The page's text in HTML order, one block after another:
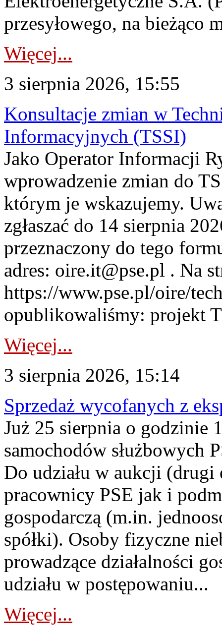
przesyłowego, na bieżąco
Więcej...
3 sierpnia 2026, 15:55
Konsultacje zmian w
Informacyjnych (TSSI)
Jako Operator Informacji
wprowadzenie zmian do
którym je wskazujemy.
zgłaszać do 14 sierpnia
przeznaczony do tego
adres: oire.it@pse.pl . Na
https://www.pse.pl/oire/
opublikowaliśmy: projekt
Więcej...
3 sierpnia 2026, 15:14
Sprzedaż wycofanych z
Już 25 sierpnia o godzinie
samochodów służbowych
Do udziału w aukcji (drugi
pracownicy PSE jak i
gospodarczą (m.in.
spółki). Osoby fizyczne
prowadzące działalności
udziału w postępowaniu...
Więcej...